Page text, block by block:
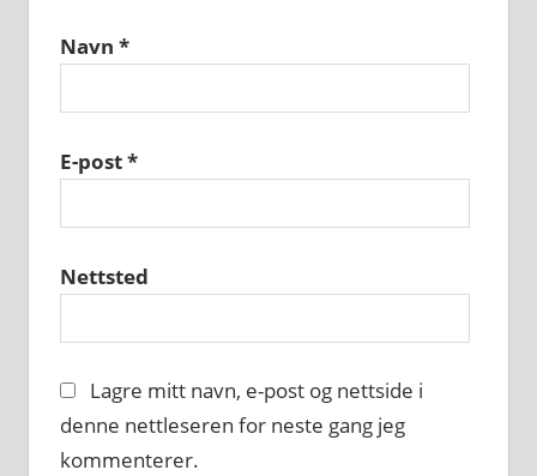
Navn *
E-post*
Nettsted
Lagre mitt navn, e-post og nettside i
denne nettleseren for neste gang jeg
kommenterer.